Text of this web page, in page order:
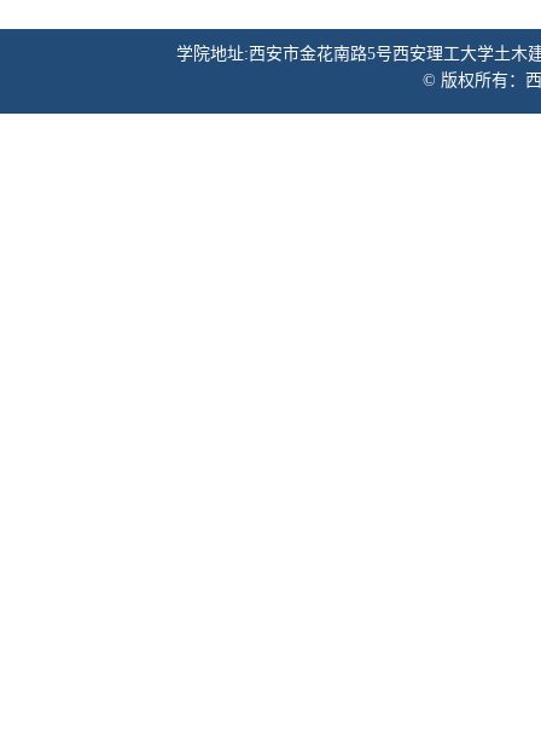
学院地址:西安市金花南路5号西安理工大学土木
© 版权所有：